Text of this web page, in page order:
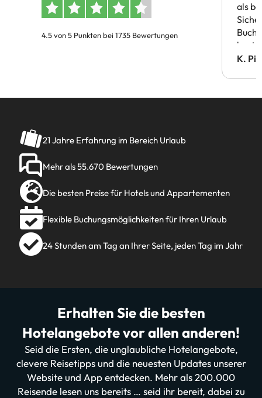
4.5 von 5 Punkten bei 1735 Bewertungen
als
K.
21 Jahre Erfahrung im Bereich Urlaub
Mehr als 55.670 Bewertungen
Die besten Preise für Hotels und Appartementen
Flexible Buchungsmöglichkeiten für Ihren Urlaub
24 Stunden am Tag an Ihrer Seite, jeden Tag im Jahr
Erhalten Sie die besten
Hotelangebote vor allen anderen!
Seid die Ersten, die unglaubliche Hotelangebote,
clevere Reisetipps und die neuesten Updates unserer
Website und App entdecken. Mehr als 200.000
Reisende lesen uns bereits … seid ihr bereit, dabei zu